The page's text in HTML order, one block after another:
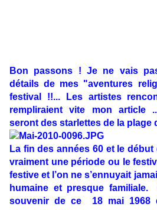
Bon passons ! Je ne vais
détails de mes "aventures
festival !!... Les artistes
rempliraient vite mon article
seront des starlettes de la plage
La fin des années 60 et le
vraiment une période ou le
festive et l’on ne s’ennuyait
humaine et presque
souvenir de ce 18 mai 1968